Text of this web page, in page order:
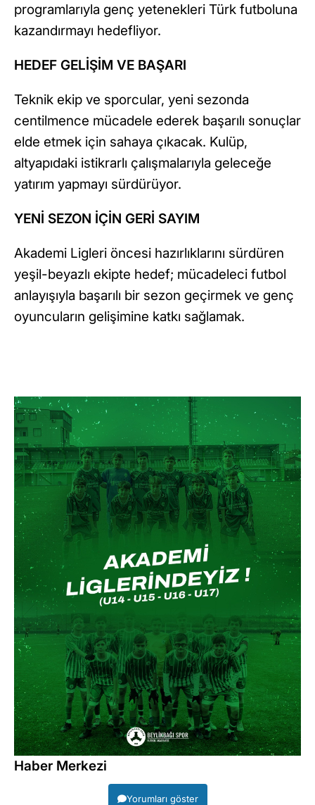
programlarıyla genç yetenekleri Türk futboluna
kazandırmayı hedefliyor.
HEDEF GELİŞİM VE BAŞARI
Teknik ekip ve sporcular, yeni sezonda
centilmence mücadele ederek başarılı sonuçlar
elde etmek için sahaya çıkacak. Kulüp,
altyapıdaki istikrarlı çalışmalarıyla geleceğe
yatırım yapmayı sürdürüyor.
YENİ SEZON İÇİN GERİ SAYIM
Akademi Ligleri öncesi hazırlıklarını sürdüren
yeşil-beyazlı ekipte hedef; mücadeleci futbol
anlayışıyla başarılı bir sezon geçirmek ve genç
oyuncuların gelişimine katkı sağlamak.
Haber Merkezi
Yorumları göster